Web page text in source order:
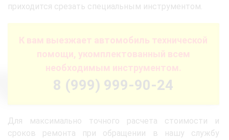
приходится срезать специальным инструментом.
К вам выезжает автомобиль технической
помощи, укомплектованный всем
необходимым инструментом.
8 (999) 999-90-24
Для максимально точного расчета стоимости и
сроков ремонта при обращении в нашу службу